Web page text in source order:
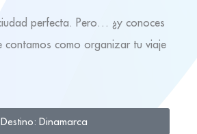
perfecta. Pero… ¿y conoces
contamos como organizar tu viaje
Destino: Dinamarca